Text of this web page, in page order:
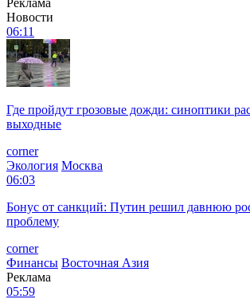
Новости
06:11
Где пройдут грозовые дожди: синоптики
выходные
corner
Экология Москва
06:03
Бонус от санкций: Путин решил давнюю
проблему
corner
Финансы Восточная Азия
Реклама
05:59